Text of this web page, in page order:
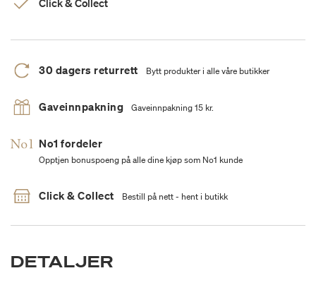
Click & Collect
30 dagers returrett Bytt produkter i alle våre butikker
Gaveinnpakning Gaveinnpakning 15 kr.
No1 fordeler
Opptjen bonuspoeng på alle dine kjøp som No1 kunde
Click & Collect Bestill på nett - hent i butikk
DETALJER